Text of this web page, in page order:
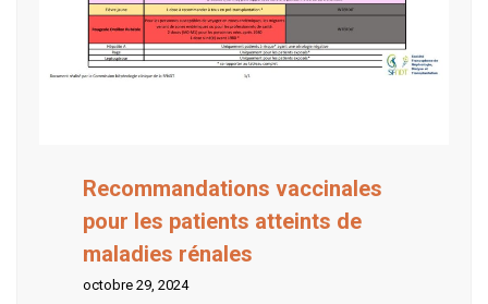
Recommandations vaccinales
pour les patients atteints de
maladies rénales
octobre 29, 2024